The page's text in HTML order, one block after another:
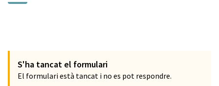
S'ha tancat el formulari
El formulari està tancat i no es pot respondre.